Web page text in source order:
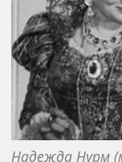
Надежда Нурм